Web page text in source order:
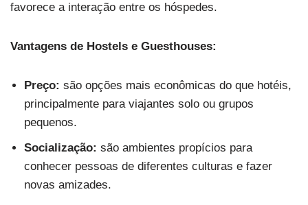
favorece a interação entre os hóspedes.
Vantagens de Hostels e Guesthouses:
Preço: são opções mais econômicas do que hotéis,
principalmente para viajantes solo ou grupos
pequenos.
Socialização: são ambientes propícios para
conhecer pessoas de diferentes culturas e fazer
novas amizades.